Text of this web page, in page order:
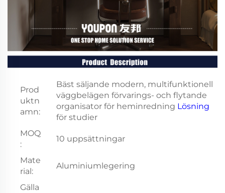
Prod
uktn
amn:
Bäst säljande modern, multifunktionell
väggbelägen förvarings- och flytande
organisator för heminredning Lösning
för studier
MOQ
:
10 uppsättningar
Mate
rial:
Aluminiumlegering
Gälla